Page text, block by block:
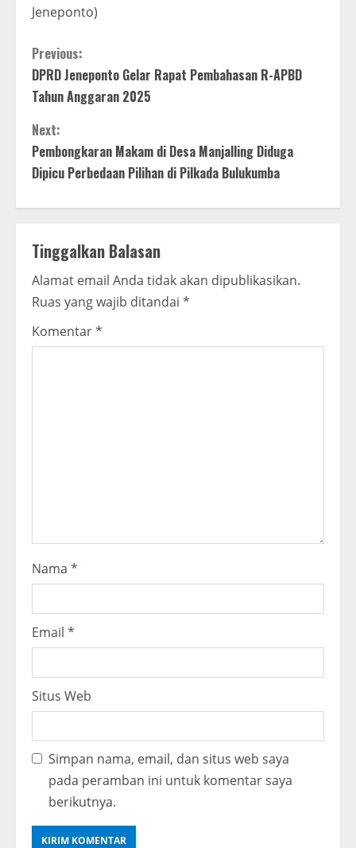
Jeneponto)
C
o
n
t
u
e
R
e
Previous:
DPRD Jeneponto Gelar Rapat Pembahasan R-APBD
Tahun Anggaran 2025
Next:
Pembongkaran Makam di Desa Manjalling Diduga
Dipicu Perbedaan Pilihan di Pilkada Bulukumba
Tinggalkan Balasan
Alamat email Anda tidak akan dipublikasikan.
Ruas yang wajib ditandai *
Komentar*
Nama *
Email *
Situs Web
Simpan nama, email, dan situs web saya
pada peramban ini untuk komentar saya
berikutnya.